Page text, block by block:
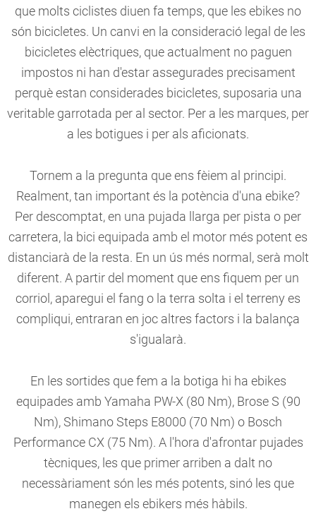
que molts ciclistes diuen fa temps, que les ebikes no
són bicicletes. Un canvi en la consideració legal de les
bicicletes elèctriques, que actualment no paguen
impostos ni han d'estar assegurades precisament
perquè estan considerades bicicletes, suposaria una
veritable garrotada per al sector. Per a les marques, per
a les botigues i per als aficionats.
Tornem a la pregunta que ens fèiem al principi.
Realment, tan important és la potència d'una ebike?
Per descomptat, en una pujada llarga per pista o per
carretera, la bici equipada amb el motor més potent es
distanciarà de la resta. En un ús més normal, serà molt
diferent. A partir del moment que ens fiquem per un
corriol, aparegui el fang o la terra solta i el terreny es
compliqui, entraran en joc altres factors i la balança
s'igualarà.
En les sortides que fem a la botiga hi ha ebikes
equipades amb Yamaha PW-X (80 Nm), Brose S (90
Nm), Shimano Steps E8000 (70 Nm) o Bosch
Performance CX (75 Nm). A l'hora d'afrontar pujades
tècniques, les que primer arriben a dalt no
necessàriament són les més potents, sinó les que
manegen els ebikers més hàbils.